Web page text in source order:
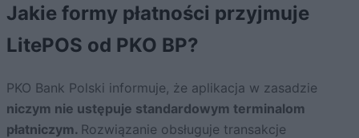
Jakie formy płatności przyjmuje
LitePOS od PKO BP?
PKO Bank Polski informuje, że aplikacja w zasadzie
niczym nie ustępuje standardowym terminalom
płatniczym. Rozwiązanie obsługuje transakcje